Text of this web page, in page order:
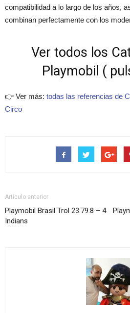
compatibilidad a lo largo de los años,
combinan perfectamente con los
Ver todos los
Playmobil (
👉 Ver más: todas las referencias de
Circo
Artículo anterior
Playmobil Brasil Trol 23.79.8 – 4
Indians